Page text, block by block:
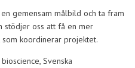
gemensam målbild och ta fram
oss att få en mer
koordinerar projektet.
Svenska